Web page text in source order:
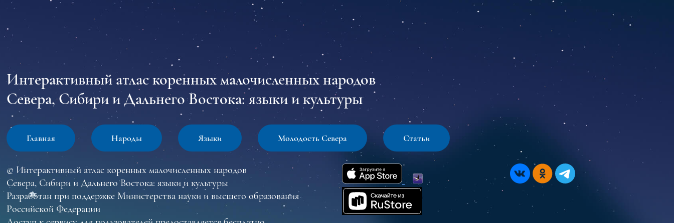
Интерактивный атлас коренных малочисленных народов
Севера, Сибири и Дальнего Востока: языки и культуры
Главная Народы Языки Молодость Севера Статьи
© Интерактивный атлас коренных малочисленных народов
Севера, Сибири и Дальнего Востока: языки и культуры
Разработан при поддержке Министерства науки и высшего образования
Российской Федерации